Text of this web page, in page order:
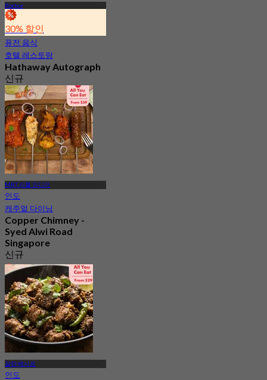
Rochor
30% 할인
퓨전 음식
호텔 레스토랑
Hathaway Autograph
신규
5.0
에서S$ 42
MRT 리틀 인디아
인도
캐주얼 다이닝
Copper Chimney -
Syed Alwi Road
Singapore
신규
4.2
에서 S$ 24.5
잘란 베사르
인도